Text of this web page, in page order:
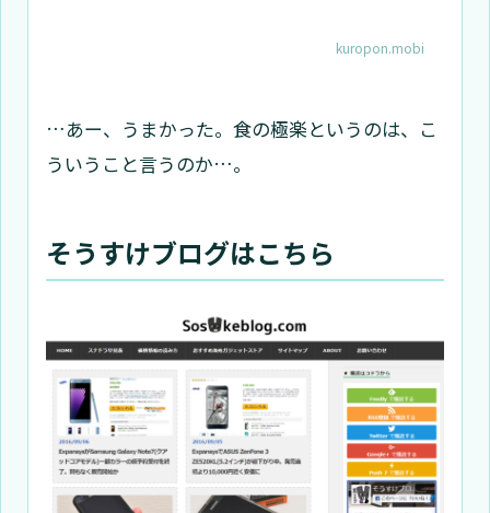
kuropon.mobi
…あー、うまかった。食の極楽というのは、こ
ういうこと言うのか…。
そうすけブログはこちら